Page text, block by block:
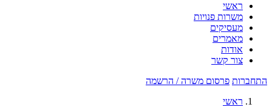
ראשי
משרות פנויות
מעסיקים
מאמרים
אודות
צור קשר
התחברות פרסום משרה / הרשמה
ראשי